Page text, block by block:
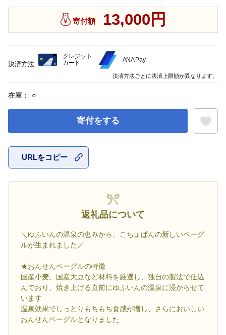
寄付額 13,000円
在庫： ○
寄付をする
URLをコピー
返礼品について
＼ゆふいんの温泉の恵みから、こちょぱんの新しいベーグ
ルが生まれました／
★おんせんベーグルの特徴
国産小麦、国産大豆など材料を厳選し、独自の製法で仕込
んでおり、焼き上げる直前にゆふいんの温泉に浸からせて
います
温泉効果でしっとりもちもち食感が増し、さらにおいしい
おんせんベーグルとなりました
決済方法
クレジット
カード
ANA Pay
決済方法ごとに決済上限額が異なります。